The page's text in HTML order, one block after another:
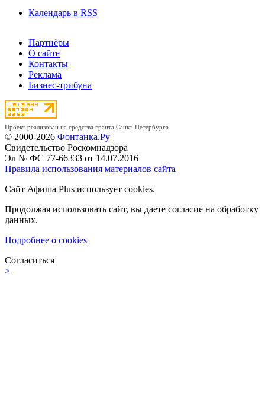
Календарь в RSS
Партнёры
О сайте
Контакты
Реклама
Бизнес-трибуна
Проект реализован на средства гранта Санкт-Петербурга
© 2000-2026 Фонтанка.Ру
Свидетельство Роскомнадзора
Эл № ФС 77-66333 от 14.07.2016
Правила использования материалов сайта
Сайт Афиша Plus использует cookies.
Продолжая использовать сайт, вы даете согласие на обработку
данных.
Подробнее о cookies
Согласиться
>